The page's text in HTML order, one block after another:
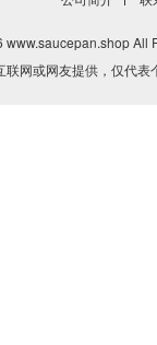
www.saucepan.shop All
网或网友提供，仅代